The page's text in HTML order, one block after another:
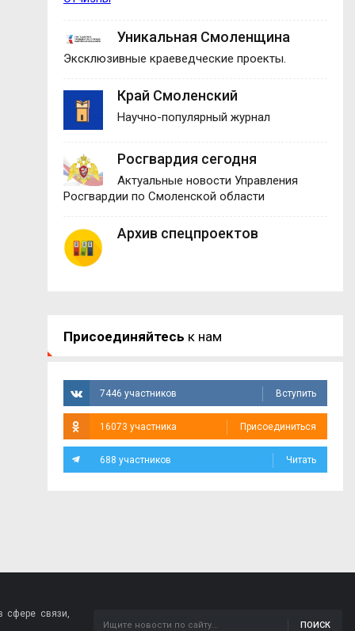
Уникальная Смоленщина
Эксклюзивные краеведческие проекты.
Край Смоленский
Научно-популярный журнал
Росгвардия сегодня
Актуальные новости Управления
Росгвардии по Смоленской области
Архив спецпроектов
Присоединяйтесь к нам
7446 участников Вступить
16073 участника Присоединиться
688 участников Читать
сфере связи,
ПОИСК